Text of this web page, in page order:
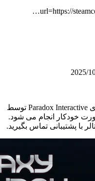
نصب ماد های این بازی و دیگر بازی های Paradox Interactive توسط
خودکار انجام می شود.
با پشتیبانی تماس بگیرید.